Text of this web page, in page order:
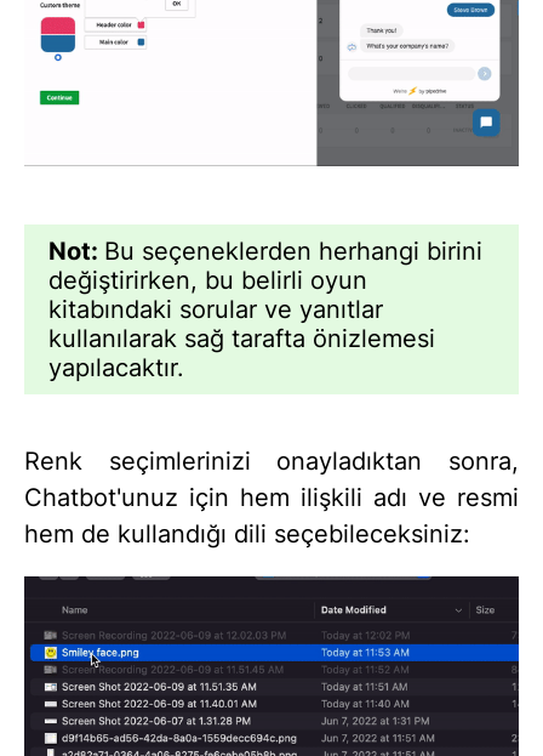
Not: Bu seçeneklerden herhangi birini
değiştirirken, bu belirli oyun
kitabındaki sorular ve yanıtlar
kullanılarak sağ tarafta önizlemesi
yapılacaktır.
Renk seçimlerinizi onayladıktan sonra,
Chatbot'unuz için hem ilişkili adı ve resmi
hem de kullandığı dili seçebileceksiniz: